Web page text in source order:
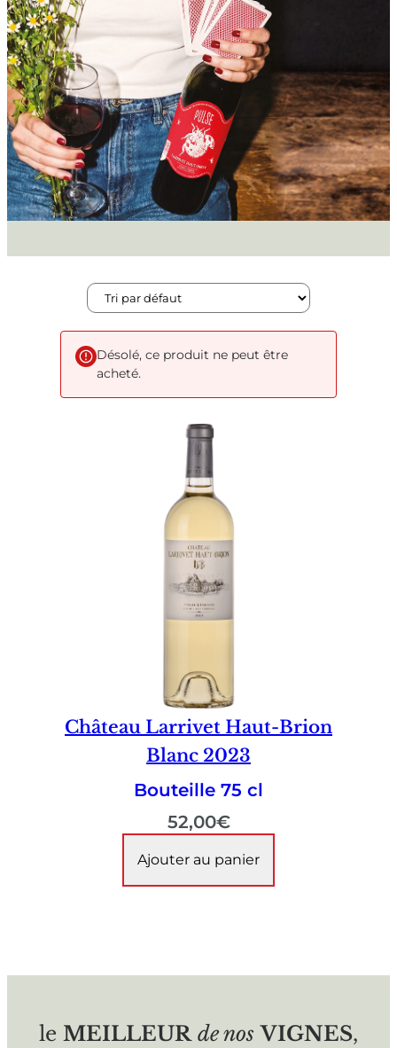
Désolé, ce produit ne peut être
acheté.
Château Larrivet Haut-Brion
Blanc 2023
Bouteille 75 cl
52,00€
Ajouter au panier
le MEILLEUR de nos VIGNES,